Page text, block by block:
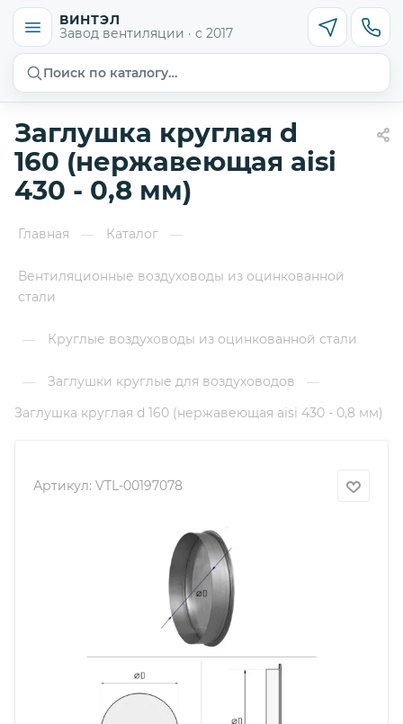
ВИНТЭЛ
Завод вентиляции · с 2017
Поиск по каталогу…
Заглушка круглая d
160 (нержавеющая aisi
430 - 0,8 мм)
Главная — Каталог —
Вентиляционные воздуховоды из оцинкованной
стали
— Круглые воздуховоды из оцинкованной стали
— Заглушки круглые для воздуховодов
—
Заглушка круглая d 160 (нержавеющая aisi 430 - 0,8 мм)
Артикул: VTL-00197078